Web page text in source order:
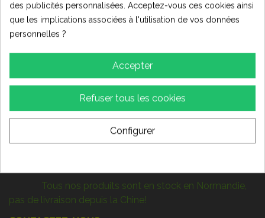
BRUSHLESS
5,90 €
Ajouter au
Tous nos produits sont en stock en Normandie,
pas de livraison depuis la Chine!
des publicités personnalisées. Acceptez-vous ces cookies ainsi
que les implications associées à l'utilisation de vos données
personnelles ?
Accepter
Refuser tous les cookies
Configurer